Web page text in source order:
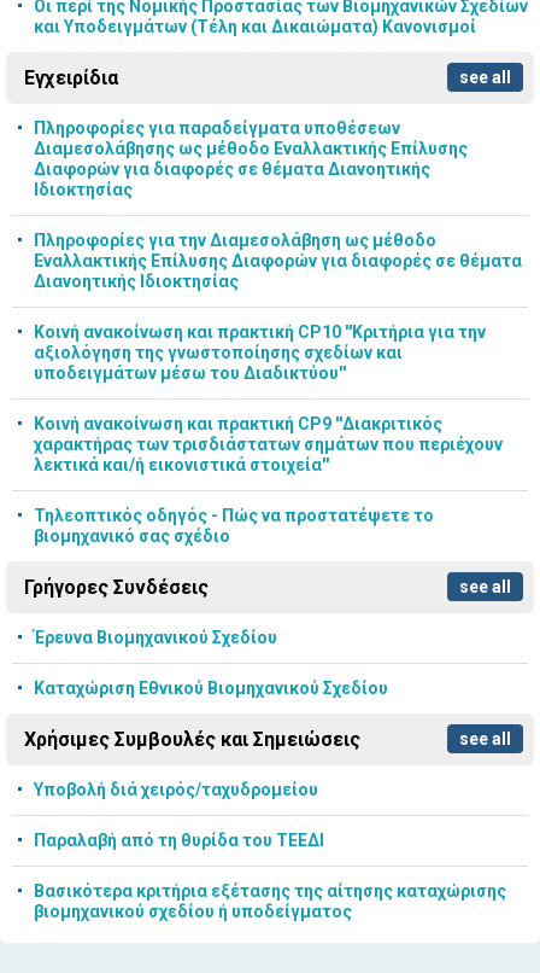
Οι περί της Νομικής Προστασίας των Βιομηχανικών Σχεδίων
και Υποδειγμάτων (Τέλη και Δικαιώματα) Κανονισμοί
Εγχειρίδια see all
Πληροφορίες για παραδείγματα υποθέσεων
Διαμεσολάβησης ως μέθοδο Εναλλακτικής Επίλυσης
Διαφορών για διαφορές σε θέματα Διανοητικής
Ιδιοκτησίας
Πληροφορίες για την Διαμεσολάβηση ως μέθοδο
Εναλλακτικής Επίλυσης Διαφορών για διαφορές σε θέματα
Διανοητικής Ιδιοκτησίας
Κοινή ανακοίνωση και πρακτική CP10 ''Κριτήρια για την
αξιολόγηση της γνωστοποίησης σχεδίων και
υποδειγμάτων μέσω του Διαδικτύου''
Κοινή ανακοίνωση και πρακτική CP9 ''Διακριτικός
χαρακτήρας των τρισδιάστατων σημάτων που περιέχουν
λεκτικά και/ή εικονιστικά στοιχεία''
Τηλεοπτικός οδηγός - Πώς να προστατέψετε το
βιομηχανικό σας σχέδιο
Γρήγορες Συνδέσεις see all
Έρευνα Βιομηχανικού Σχεδίου
Καταχώριση Εθνικού Βιομηχανικού Σχεδίου
Χρήσιμες Συμβουλές και Σημειώσεις see all
Υποβολή διά χειρός/ταχυδρομείου
Παραλαβή από τη θυρίδα του ΤΕΕΔΙ
Βασικότερα κριτήρια εξέτασης της αίτησης καταχώρισης
βιομηχανικού σχεδίου ή υποδείγματος